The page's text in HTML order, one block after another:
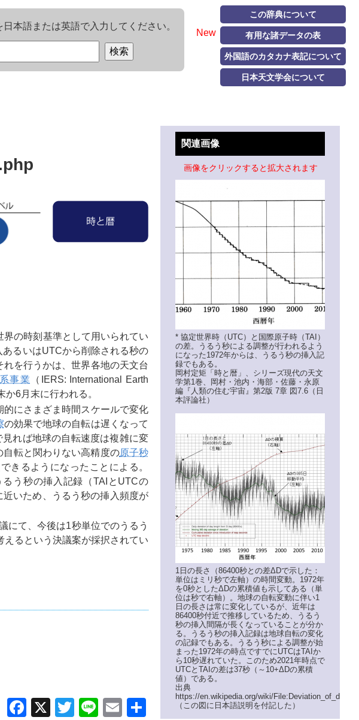
New
この辞典について
有用な諸データの表
外国語のカタカナ表記について
日本天文学会について
本語または英語で入力してください。
界の時刻基準として用いられてい
あるいはUTCから削除される秒の
を行うかは、世界各地の天文台
事業
（IERS: International Earth
6月末に行われる。
にさまざま時間スケールで変化
の効果で地球の自転は遅くなって
れば地球の自転速度は複雑に変
自転と関わりない高精度の原子秒
きるようになったことによる。
う秒の挿入記録（TAIとUTCの
いため、うるう秒の挿入頻度が
にて、今後は1秒単位でのうるう
るという決議案が採択されてい
Facebook
X TwitterLineEmail
関連画像
画像をクリックすると拡大されます
* 協定世界時（UTC）と国際原子時（TAI）
の差。うるう秒による調整が行われるよう
になった1972年からは、うるう秒の挿入記
録でもある。
岡村定矩「時と暦」、シリーズ現代の天文
学第1巻、岡村・池内・海部・佐藤・永原
編『人類の住む宇宙』第2版 7章 図7.6（日
本評論社）
1日の長さ（86400秒との差ΔDで示した：
単位はミリ秒で左軸）の時間変動。1972年
を0秒としたΔDの累積値も示してある（単
位は秒で右軸）。地球の自転変動に伴い1
日の長さは常に変化しているが、近年は
86400秒付近で推移しているため、うるう
秒の挿入間隔が長くなっていることが分か
る。うるう秒の挿入記録は地球自転の変化
の記録でもある。うるう秒による調整が始
まった1972年の時点ですでにUTCはTAIか
ら10秒遅れていた。このため2021年時点で
UTCとTAIの差は37秒（～10+ΔDの累積
値）である。
出典
https://en.wikipedia.org/wiki/
（この図に日本語説明を付記した）